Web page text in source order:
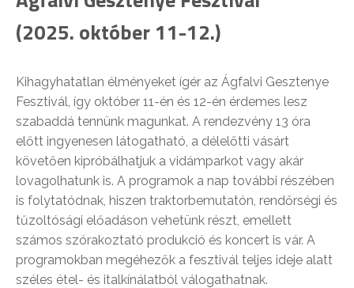
(2025. október 11-12.)
Kihagyhatatlan élményeket ígér az Ágfalvi Gesztenye
Fesztivál, így október 11-én és 12-én érdemes lesz
szabaddá tennünk magunkat. A rendezvény 13 óra
előtt ingyenesen látogatható, a délelőtti vásárt
követően kipróbálhatjuk a vidámparkot vagy akár
lovagolhatunk is. A programok a nap további részében
is folytatódnak, hiszen traktorbemutatón, rendőrségi és
tűzoltósági előadáson vehetünk részt, emellett
számos szórakoztató produkció és koncert is vár. A
programokban megéhezők a fesztivál teljes ideje alatt
széles étel- és italkínálatból válogathatnak.